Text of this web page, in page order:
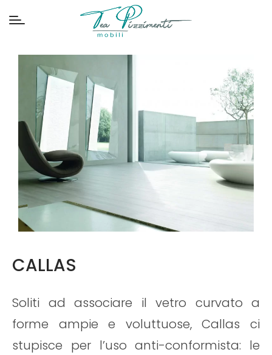
CALLAS
Soliti ad associare il vetro curvato a
forme ampie e voluttuose, Callas ci
stupisce per l’uso anti-conformista: le